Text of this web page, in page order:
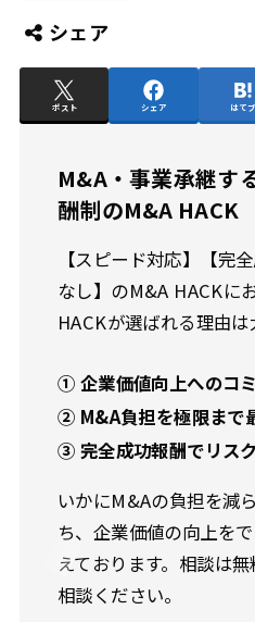
シェア
ポスト シェア はてブ
M&A・事業承継す
酬制のM&A HACK
【スピード対応】【完
なし】のM&A HACKに
HACKが選ばれる理由は
① 企業価値向上へのコ
② M&A負担を極限まで
③ 完全成功報酬でリス
いかにM&Aの負担を減
ち、企業価値の向上を
えております。相談は
相談ください。